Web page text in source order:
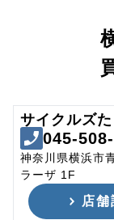
サイクルズ
045-
神奈川県横浜市
ラーザ 1F
店舗